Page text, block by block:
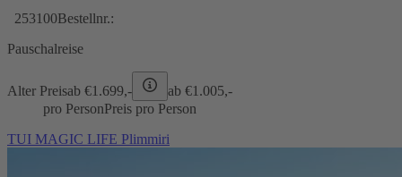
253100Bestellnr.:
Pauschalreise
Alter Preisab €1.699,- ab €1.005,-
pro PersonPreis pro Person
TUI MAGIC LIFE Plimmiri